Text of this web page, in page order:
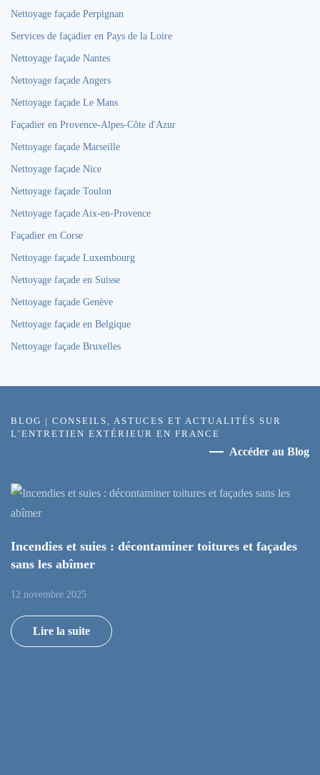
Nettoyage façade Perpignan
Services de façadier en Pays de la Loire
Nettoyage façade Nantes
Nettoyage façade Angers
Nettoyage façade Le Mans
Façadier en Provence-Alpes-Côte d'Azur
Nettoyage façade Marseille
Nettoyage façade Nice
Nettoyage façade Toulon
Nettoyage façade Aix-en-Provence
Façadier en Corse
Nettoyage façade Luxembourg
Nettoyage façade en Suisse
Nettoyage façade Genève
Nettoyage façade en Belgique
Nettoyage façade Bruxelles
BLOG | CONSEILS, ASTUCES ET ACTUALITÉS SUR
L’ENTRETIEN EXTÉRIEUR EN FRANCE
Accéder au Blog
Incendies et suies : décontaminer toitures et façades
sans les abîmer
12 novembre 2025
Lire la suite